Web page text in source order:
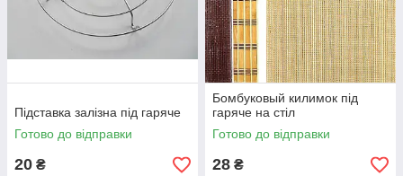
Підставка залізна під гаряче
Готово до відправки
20 ₴
Бомбуковый килимок під
гаряче на стіл
Готово до відправки
28 ₴